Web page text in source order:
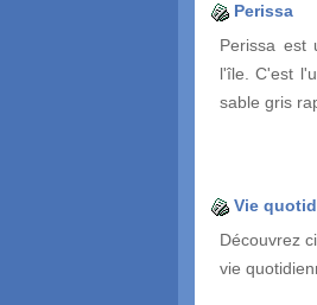
Perissa
Perissa est
l'île. C'est
sable gris
Vie
Découvrez
vie